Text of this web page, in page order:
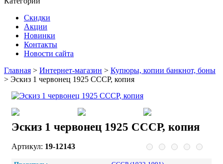
Скидки
Акции
Новинки
Контакты
Новости сайта
Главная > Интернет-магазин > Купюры, копии банкнот, боны
> Эскиз 1 червонец 1925 СССР, копия
Эскиз 1 червонец 1925 СССР, копия
Артикул: 19-12143